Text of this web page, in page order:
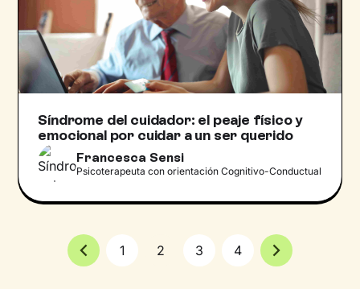
Síndrome del cuidador: el peaje físico y
emocional por cuidar a un ser querido
Francesca Sensi
Psicoterapeuta con orientación Cognitivo-Conductual
1 2 3 4